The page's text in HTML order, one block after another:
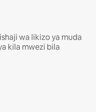
wa likizo ya muda
kila mwezi bila